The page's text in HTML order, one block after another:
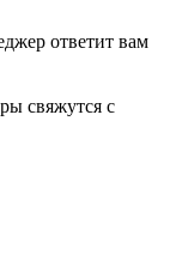
ответит вам
свяжутся с